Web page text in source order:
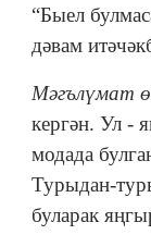
“Быел
дәвам
Мәгълүмат
кергән. Ул -
модада
Турыдан-
буларак